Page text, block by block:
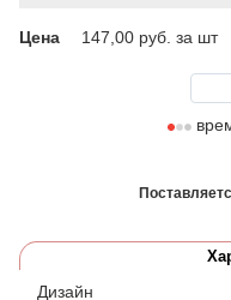
Цена 147,00 руб. за шт
Дизайн